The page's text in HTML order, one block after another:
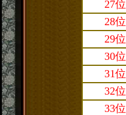
27位
28位
29位
30位
31位
32位
33位